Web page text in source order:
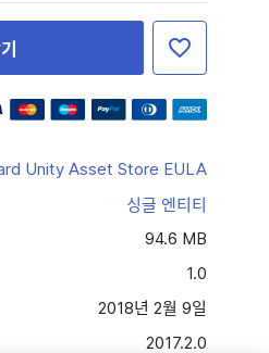
Unity Asset Store EULA
싱글 엔티티
94.6 MB
1.0
2018년 2월 9일
2017.2.0